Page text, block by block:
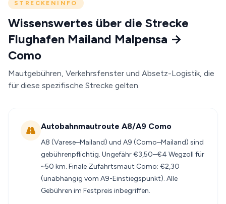
STRECKENINFO
Wissenswertes über die Strecke
Flughafen Mailand Malpensa →
Como
Mautgebühren, Verkehrsfenster und Absetz-Logistik, die
für diese spezifische Strecke gelten.
Autobahn­maut­route A8/A9 Como
A8 (Varese–Mailand) und A9 (Como–Mailand) sind
gebührenpflichtig. Ungefähr €3,50–€4 Wegzoll für
~50 km. Finale Zufahrtsmaut Como: €2,30
(unabhängig vom A9-Einstiegspunkt). Alle
Gebühren im Festpreis inbegriffen.